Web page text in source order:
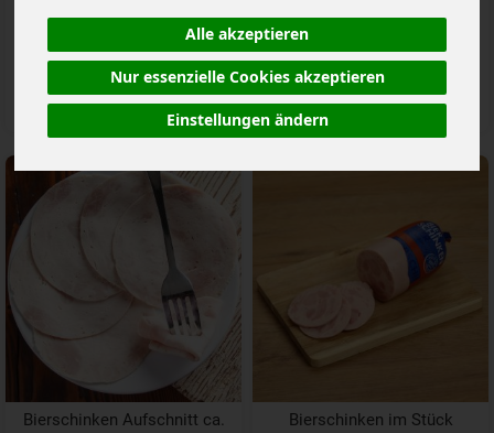
Alle akzeptieren
Nur essenzielle Cookies akzeptieren
Einstellungen ändern
3,99€ 26,90€
Bierschinken Aufschnitt ca.
Bierschinken im Stück